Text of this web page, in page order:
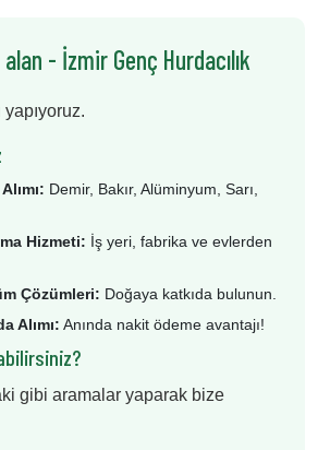
- İzmir Genç Hurdacılık
yapıyoruz.
Demir, Bakır, Alüminyum, Sarı,
Hizmeti: İş yeri, fabrika ve evlerden
Çözümleri: Doğaya katkıda bulunun.
Alımı: Anında nakit ödeme avantajı!
gibi aramalar yaparak bize